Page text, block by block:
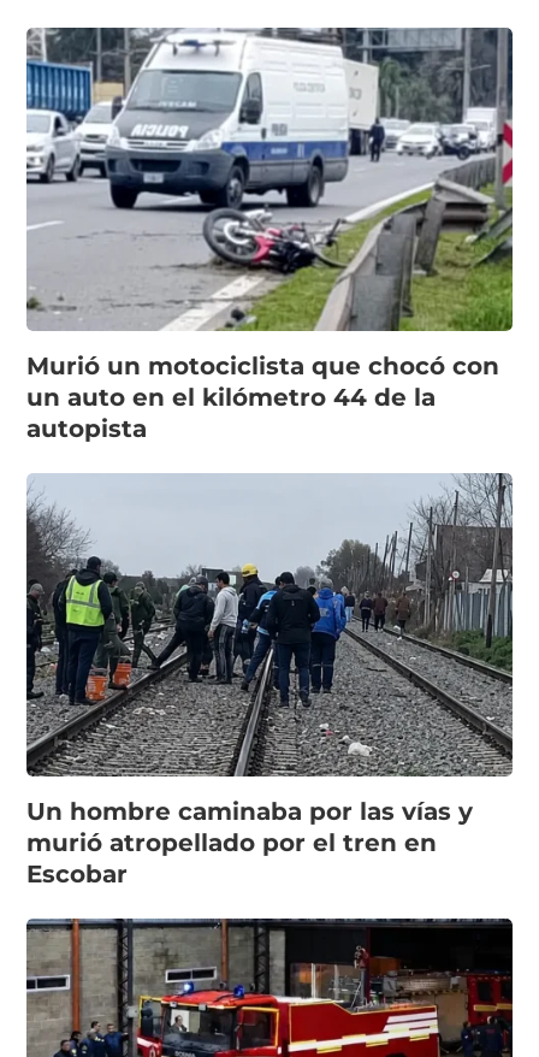
Murió un motociclista que chocó con
un auto en el kilómetro 44 de la
autopista
Un hombre caminaba por las vías y
murió atropellado por el tren en
Escobar